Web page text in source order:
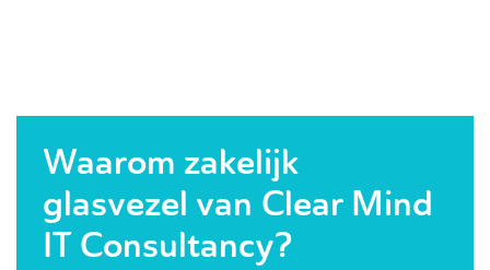
Waarom zakelijk
glasvezel van Clear Mind
IT Consultancy?